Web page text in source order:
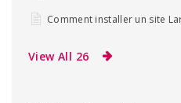
Comment installer un site
View All 26